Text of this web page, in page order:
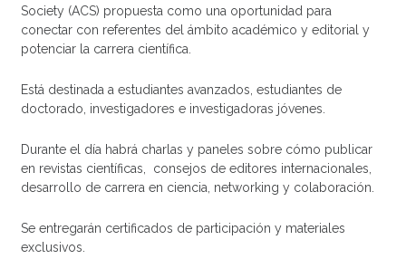
Society (ACS) propuesta como una oportunidad para
conectar con referentes del ámbito académico y editorial y
potenciar la carrera científica.
Está destinada a estudiantes avanzados, estudiantes de
doctorado, investigadores e investigadoras jóvenes.
Durante el día habrá charlas y paneles sobre cómo publicar
en revistas científicas, consejos de editores internacionales,
desarrollo de carrera en ciencia, networking y colaboración.
Se entregarán certificados de participación y materiales
exclusivos.